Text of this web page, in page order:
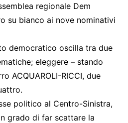
regionale Dem
su bianco ai nove nominativi
democratico oscilla tra due
eleggere – stando
ACQUAROLI-RICCI, due
politico al Centro-Sinistra,
grado di far scattare la